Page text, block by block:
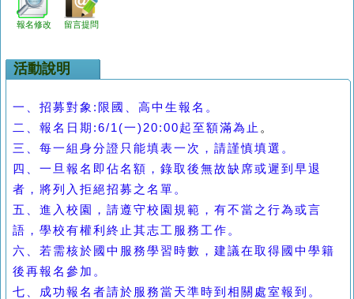
報名修改 留言提問
活動說明
一、招募對象 : 限國、高中生報名。
二、報名日期 :6/1(一)20:00起至額滿為止 。
三、每一組身分證只能填表一次，請謹慎填選。
四、一旦報名即佔名額，錄取後無故缺席或遲到早退
者，將列入拒絕招募之名單。
五、進入校園，請遵守校園規範，有不當之行為或言
語，學校有權利終止其志工服務工作。
六、若需核於國中服務學習時數，建議在取得國中學籍
後再報名參加。
七、成功報名者請於服務當天準時到相關處室報到。